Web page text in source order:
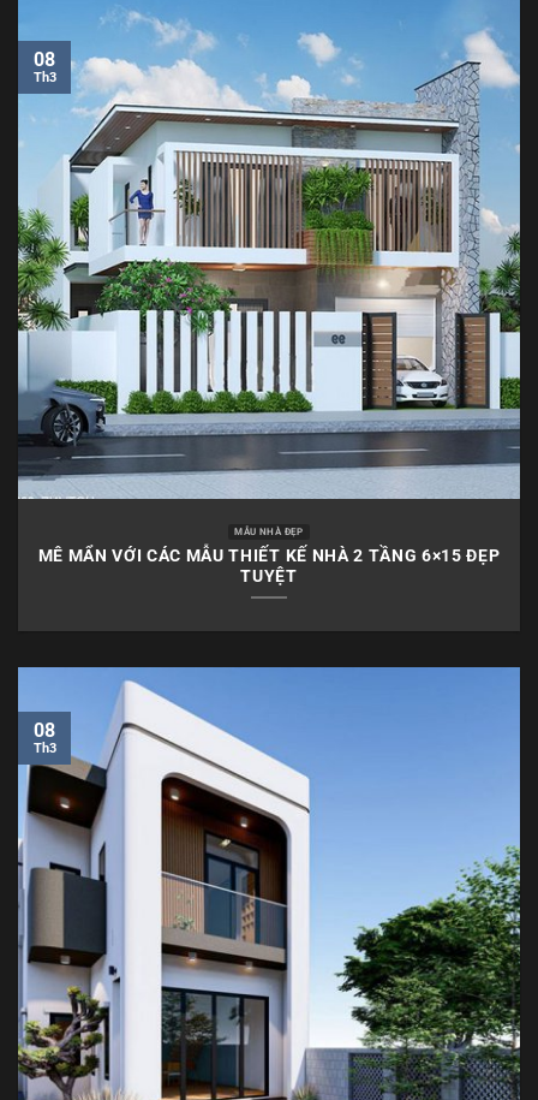
MẪU NHÀ ĐẸP
MÊ MẨN VỚI CÁC MẪU THIẾT KẾ NHÀ 2 TẦNG 6×15 ĐẸP
TUYỆT
08
Th3
08
Th3